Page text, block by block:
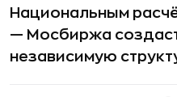
Национальным
— Мосбиржа
независимую